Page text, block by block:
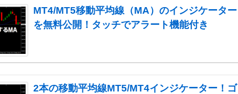
MT4/MT5移動平均線（MA）のインジケーター
を無料公開！タッチでアラート機能付き
2本の移動平均線MT5/MT4インジケーター！ゴ